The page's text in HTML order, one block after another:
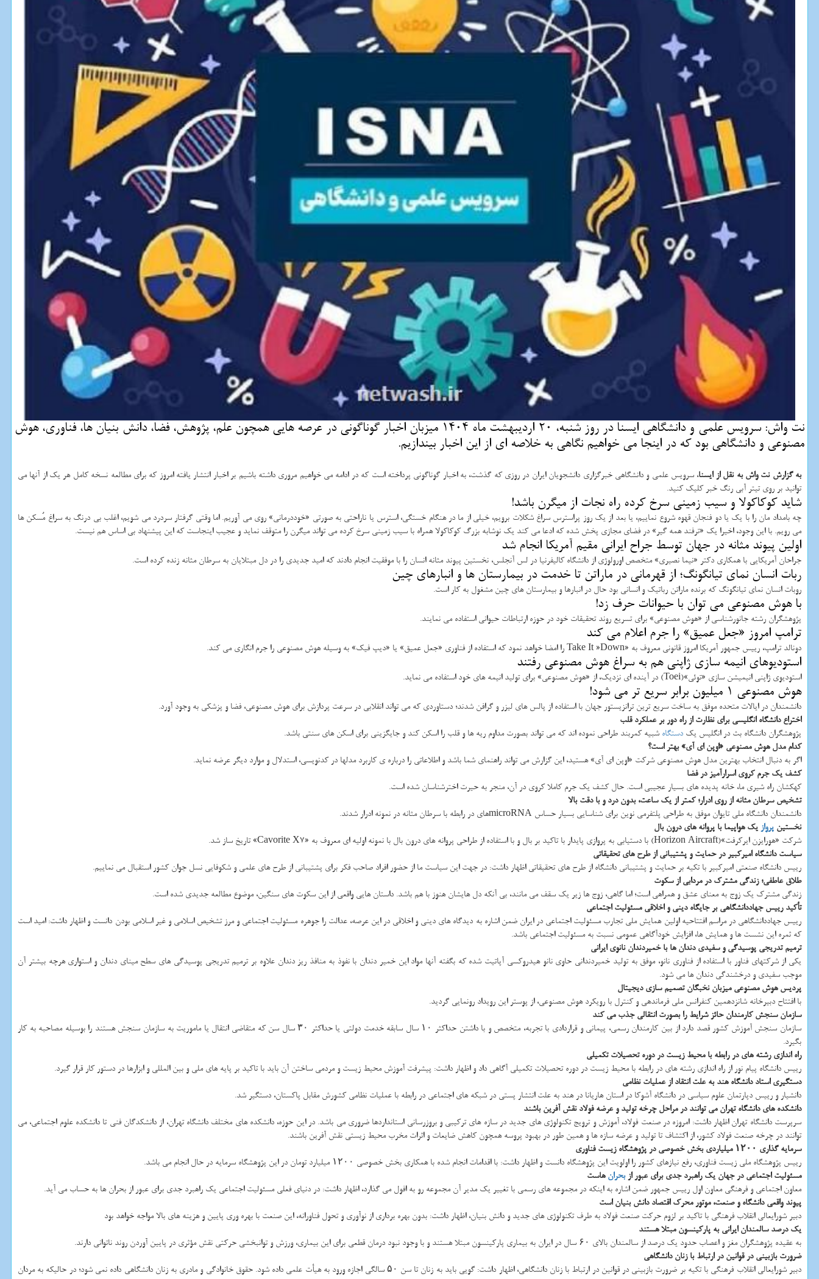
نت واش: سرویس علمی و دانشگاهی ایسنا در روز شنبه، 20 اردیبهشت ماه 1404 میزبان اخبار گوناگونی در عرصه هایی همچون علم، پژوهش، فضا، دانش بنیان ها، فناوری، هوش
مصنوعی و دانشگاهی بود که در اینجا می خواهیم نگاهی به خلاصه ای از این اخبار بیندازیم.
به گزارش نت واش به نقل از ایسنا، سرویس علمی و دانشگاهی خبرگزاری دانشجویان ایران در روزی که گذشت، به اخبار گوناگونی پرداخته است که در ادامه می خواهیم مروری داشته باشیم بر اخبار انتشار یافته امروز که برای مطالعه نسخه کامل هر یک از آنها می
توانید بر روی تیتر آبی رنگ خبر کلیک کنید.
شاید کوکاکولا و سیب زمینی سرخ کرده راه نجات از میگرن باشد!
چه بامداد مان را با یک یا دو فنجان قهوه شروع نماییم، یا بعد از یک روز پراسترس سراغ شکلات برویم، خیلی از ما در هنگام خستگی، استرس یا ناراحتی به صورتی «خوددرمانی» روی می آوریم. اما وقتی گرفتار سردرد می شویم، اغلب بی درنگ به سراغ مُسکن ها
می رویم. با این وجود، اخیرا یک «ترفند همه گیر» در فضای مجازی پخش شده که ادعا می کند یک نوشابه بزرگ کوکاکولا همراه با سیب زمینی سرخ کرده می تواند میگرن را متوقف نماید و عجیب اینجاست که این پیشنهاد بی اساس هم نیست.
اولین پیوند مثانه در جهان توسط جراح ایرانی مقیم آمریکا انجام شد
جراحان آمریکایی با همکاری دکتر «نیما نصیری» متخصص اورولوژی از دانشگاه کالیفرنیا در لس آنجلس، نخستین پیوند مثانه انسان را با موفقیت انجام دادند که امید جدیدی را در دل مبتلایان به سرطان مثانه زنده کرده است.
ربات انسان نمای تیانگونگ؛ از قهرمانی در ماراتن تا خدمت در بیمارستان ها و انبارهای چین
روبات انسان نمای تیانگونگ که برنده ماراتن رباتیک و انسانی بود حال در انبارها و بیمارستان های چین مشغول به کار است.
با هوش مصنوعی می توان با حیوانات حرف زد!
پژوهشگران رشته جانورشناسی از «هوش مصنوعی» برای تسریع روند تحقیقات خود در حوزه ارتباطات حیوانی استفاده می نمایند.
ترامپ امروز «جعل عمیق» را جرم اعلام می کند
دونالد ترامپ، رییس جمهور آمریکا امروز قانونی معروف به «Take It »Down را امضا خواهد نمود که استفاده از فناوری «جعل عمیق» یا «دیپ فیک» به وسیله هوش مصنوعی را جرم انگاری می کند.
استودیوهای انیمه سازی ژاپنی هم به سراغ هوش مصنوعی رفتند
استودیوی ژاپنی انیمیشن سازی «توئی»(Toei) در آینده ای نزدیک، از «هوش مصنوعی» برای تولید انیمه های خود استفاده می نماید.
هوش مصنوعی 1 میلیون برابر سریع تر می شود!
دانشمندان در ایالات متحده موفق به ساخت سریع ترین ترانزیستور جهان با استفاده از پالس های لیزر و گرافن شدند؛ دستاوردی که می تواند انقلابی در سرعت پردازش برای هوش مصنوعی، فضا و پزشکی به وجود آورد.
اختراع دانشگاه انگلیسی برای نظارت از راه دور بر عملکرد قلب
پژوهشگران دانشگاه بث در انگلیس یک دستگاه شبیه کمربند طراحی نموده اند که می تواند بصورت مداوم ریه ها و قلب را اسکن کند و جایگزینی برای اسکن های سنتی باشد.
کدام مدل هوش مصنوعی «اوپن ای آی» بهتر است؟
اگر به دنبال انتخاب بهترین مدل هوش مصنوعی شرکت «اوپن ای آی» هستید، این گزارش می تواند راهنمای شما باشد و اطلاعاتی را درباره ی کاربرد مدلها در کدنویسی، استدلال و موارد دیگر عرضه نماید.
کشف یک جرم کروی اسرارآمیز در فضا
کهکشان راه شیری ما، خانه پدیده های بسیار عجیبی است. حال کشف یک جرم کاملا کروی در آن، منجر به حیرت اخترشناسان شده است.
تشخیص سرطان مثانه از روی ادرار؛ کمتر از یک ساعت، بدون درد و با دقت بالا
دانشمندان دانشگاه ملی تایوان موفق به طراحی پلتفرمی نوین برای شناسایی بسیار حساس microRNAهای در رابطه با سرطان مثانه در نمونه ادرار شدند.
نخستین پروازیک هواپیما با پروانه های درون بال
شرکت «هورایزن ایرکرفت»(Horizon Aircraft) با دستیابی به پروازی پایدار با تاکید بر بال و با استفاده از طراحی پروانه های درون بال با نمونه اولیه ای معروف به «Cavorite X7» تاریخ ساز شد.
سیاست دانشگاه امیرکبیر در حمایت و پشتیبانی از طرح های تحقیقاتی
رییس دانشگاه صنعتی امیرکبیر با تکیه بر حمایت و پشتیبانی دانشگاه از طرح های تحقیقاتی اظهار داشت: در جهت این سیاست ما از حضور افراد صاحب فکر برای پشتیبانی از طرح های علمی و شکوفایی نسل جوان کشور استقبال می نماییم.
طلاق عاطفی؛ زندگی مشترک در مردابی از سکوت
زندگی مشترک یک زوج به معنای عشق و همراهی است؛ اما گاهی، زوج ها زیر یک سقف می مانند، بی آنکه دل هایشان هنوز با هم باشد. داستان هایی واقعی از این سکوت های سنگین، موضوع مطالعه جدیدی شده است.
تأکید رییس جهاددانشگاهی بر جایگاه دینی و اخلاقی مسئولیت اجتماعی
رییس جهاددانشگاهی در مراسم افتتاحیه اولین همایش ملی تجارب مسئولیت اجتماعی در ایران ضمن اشاره به دیدگاه های دینی و اخلاقی در این عرصه، عدالت را جوهره مسئولیت اجتماعی و مرز تشخیص اسلامی و غیر اسلامی بودن دانست و اظهار داشت: امید است
که ثمره این نشست ها و همایش ها، افزایش خودآگاهی عمومی نسبت به مسئولیت اجتماعی باشد.
ترمیم تدریجی پوسیدگی و سفیدی دندان ها با خمیردندان نانوی ایرانی
یکی از شرکتهای فناور با استفاده از فناوری نانو، موفق به تولید خمیردندانی حاوی نانو هیدروکسی آپاتیت شده که بگفته آنها مواد این خمیر دندان با نفوذ به منافذ ریز دندان علاوه بر ترمیم تدریجی پوسیدگی های سطح مینای دندان و استواری هرچه بیشتر آن
موجب سفیدی و درخشندگی دندان ها می شود.
پردیس هوش مصنوعی میزبان نخبگان تصمیم سازی دیجیتال
با افتتاح دبیرخانه شانزدهمین کنفرانس ملی فرماندهی و کنترل با رویکرد هوش مصنوعی، از پوستر این رویداد رونمایی گردید.
سازمان سنجش کارمندان حائز شرایط را بصورت انتقالی جذب می کند
سازمان سنجش آموزش کشور قصد دارد از بین کارمندان رسمی، پیمانی و قراردادی با تجربه، متخصص و با داشتن حداکثر ۱۰ سال سابقه خدمت دولتی یا حداکثر ۳۰ سال سن که متقاضی انتقال یا ماموریت به سازمان سنجش هستند را بوسیله مصاحبه به کار
بگیرد.
راه اندازی رشته های در رابطه با محیط زیست در دوره تحصیلات تکمیلی
رییس دانشگاه پیام نور از راه اندازی رشته های در رابطه با محیط زیست در دوره تحصیلات تکمیلی آگاهی داد و اظهار داشت: پیشرفت آموزش محیط زیست و مردمی ساختن آن باید با تاکید بر پایه های ملی و بین المللی و ابزارها در دستور کار قرار گیرد.
دستگیری استاد دانشگاه هند به علت انتقاد از عملیات نظامی
دانشیار و رییس دپارتمان علوم سیاسی در دانشگاه آشوکا در استان هاریانا در هند به علت انتشار پستی در شبکه های اجتماعی در رابطه با عملیات نظامی کشورش مقابل پاکستان، دستگیر شد.
دانشکده های دانشگاه تهران می توانند در مراحل چرخه تولید و عرضه فولاد نقش آفرین باشند
سرپرست دانشگاه تهران اظهار داشت: امروزه در صنعت فولاد، آموزش و ترویج تکنولوژی های جدید در سازه های ترکیبی و بروزرسانی استانداردها ضروری می باشد. در این حوزه، دانشکده های مختلف دانشگاه تهران، از دانشکدگان فنی تا دانشکده علوم اجتماعی، می
توانند در چرخه صنعت فولاد کشور، از اکتشاف تا تولید و عرضه سازه ها و همین طور در بهبود پروسه همچون کاهش ضایعات و اثرات مخرب محیط زیستی نقش آفرین باشند.
سرمایه گذاری ۱۲۰۰ میلیاردی بخش خصوصی در پژوهشگاه زیست فناوری
رییس پژوهشگاه ملی زیست فناوری، رفع نیازهای کشور را اولویت این پژوهشگاه دانست و اظهار داشت: با اقدامات انجام شده با همکاری بخش خصوصی ۱۲۰۰ میلیارد تومان در این پژوهشگاه سرمایه در حال انجام می باشد.
مسئولیت اجتماعی در جهان یک راهبرد جدی برای عبور ازبحرانهاست
معاون اجتماعی و فرهنگی معاون اول رییس جمهور ضمن اشاره به اینکه در مجموعه های رسمی با تغییر یک مدیر آن مجموعه رو به افول می گذارد، اظهار داشت: در دنیای فعلی مسئولیت اجتماعی یک راهبرد جدی برای عبور از بحران ها به حساب می آید.
پیوند واقعی دانشگاه و صنعت، موتور محرک اقتصاد دانش بنیان است
دبیر شورایعالی انقلاب فرهنگی با تاکید بر لزوم حرکت صنعت فولاد به طرف تکنولوژی های جدید و دانش بنیان، اظهار داشت: بدون بهره برداری از نوآوری و تحول فناورانه، این صنعت با بهره وری پایین و هزینه های بالا مواجه خواهد بود
یک درصد سالمندان ایرانی به پارکینسون مبتلا هستند
به عقیده پژوهشگران مغز و اعصاب حدود یک درصد از سالمندان بالای ۶۰ سال در ایران به بیماری پارکینسون مبتلا هستند و با وجود نبود درمان قطعی برای این بیماری، ورزش و توانبخشی حرکتی نقش مؤثری در پایین آوردن روند ناتوانی دارند.
ضرورت بازبینی در قوانین در ارتباط با زنان دانشگاهی
دبیر شورایعالی انقلاب فرهنگی با تکیه بر ضرورت بازبینی در قوانین در ارتباط با زنان دانشگاهی، اظهار داشت: گویی باید به زنان تا سن ۵۰ سالگی اجازه ورود به هیأت علمی داده شود. حقوق خانوادگی و مادری به زنان دانشگاهی داده نمی شود؛ در حالیکه به مردان